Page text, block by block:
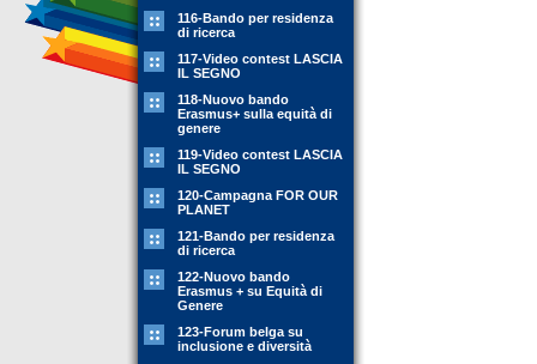
116-Bando per residenza
di ricerca
117-Video contest LASCIA
IL SEGNO
118-Nuovo bando
Erasmus+ sulla equità di
genere
119-Video contest LASCIA
IL SEGNO
120-Campagna FOR OUR
PLANET
121-Bando per residenza
di ricerca
122-Nuovo bando
Erasmus + su Equità di
Genere
123-Forum belga su
inclusione e diversità